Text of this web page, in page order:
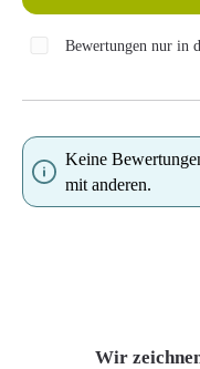
Bewertungen nur in
Keine
mit anderen.
Wir